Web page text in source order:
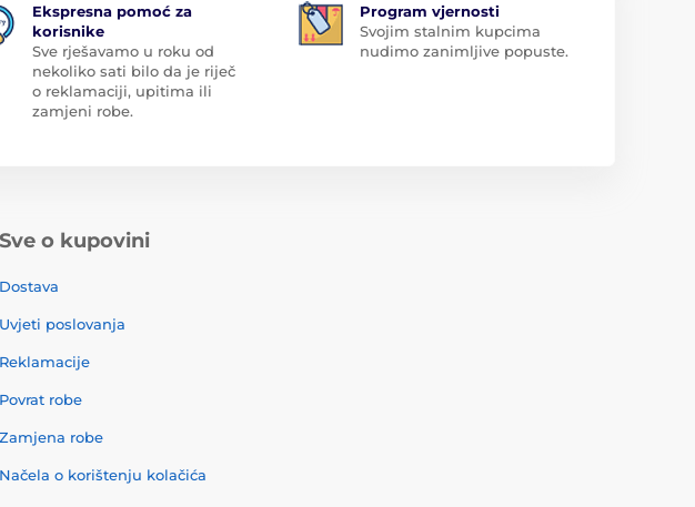
Ekspresna pomoć za
korisnike
Sve rješavamo u roku od
nekoliko sati bilo da je riječ
o reklamaciji, upitima ili
zamjeni robe.
Program vjernosti
Svojim stalnim kupcima
nudimo zanimljive popuste.
Sve o kupovini
Dostava
Uvjeti poslovanja
Reklamacije
Povrat robe
Zamjena robe
Načela o korištenju kolačića